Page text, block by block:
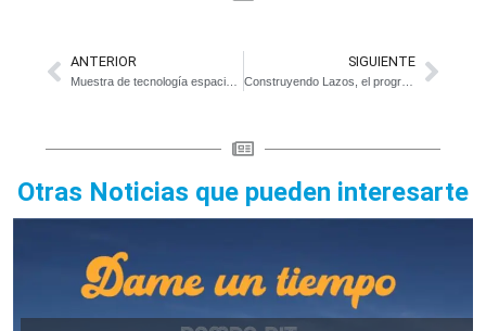
ANTERIOR SIGUIENTE
Construyendo Lazos, el programa aeroespacial que une la Escuela Técnica 1 con Rusia
Otras Noticias que pueden interesarte